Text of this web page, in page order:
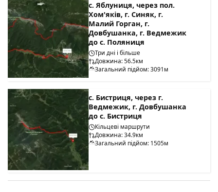
с. Яблуниця, через пол.
Хом'яків, г. Синяк, г.
Малий Горган, г.
Довбушанка, г. Ведмежик
до с. Поляниця
Три дні і більше
Довжина: 56.5км
Загальний підйом: 3091м
с. Бистриця, через г.
Ведмежик, г. Довбушанка
до с. Бистриця
Кільцеві маршрути
Довжина: 34.9км
Загальний підйом: 1505м